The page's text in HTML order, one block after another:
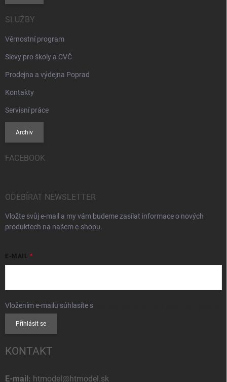
SLUŽBY
Věrnostní program
Slevy pro školy a CVČ
Prodejna a výdejna Poprad
Kontakty
Servisní práce
Archiv
FACEBOOK
ODEBÍRAT NEWSLETTER
Vložte svůj e-mail a my vám budeme zasílat informace o nových
produktech na našem e-shopu.
E-MAIL
Vložením e-mailu súhlasíte s
Přihlásit se
KONTAKT
E-mail: htmodel@htmodel.sk